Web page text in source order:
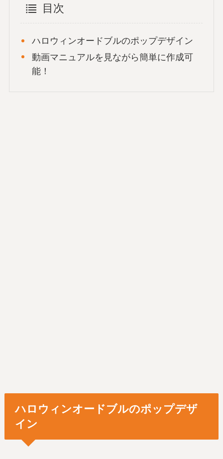
目次
ハロウィンオードブルのポップデザイン
動画マニュアルを見ながら簡単に作成可
能！
ハロウィンオードブルのポップデザ
イン